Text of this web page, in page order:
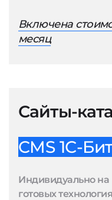
Включена
месяц
Сайты-
CMS 1С-
Индивидуально на
готовых